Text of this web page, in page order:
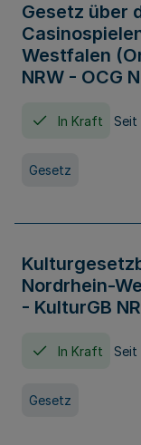
Gesetz über
Westfalen
NRW - OCG
In Kraft Seit
Gesetz
Nordrhein-
- KulturGB
In Kraft Seit
Gesetz